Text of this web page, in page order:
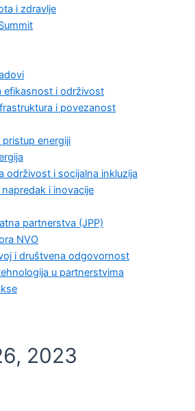
i zdravlje
efikasnost i održivost
i povezanost
pristup energiji
održivost i socijalna inkluzija
i inovacije
partnerstva (JPP)
NVO
i društvena odgovornost
u partnerstvima
2023